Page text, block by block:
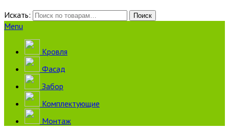
Искать:
Поиск
Menu
Кровля
Фасад
Забор
Комплектующие
Монтаж